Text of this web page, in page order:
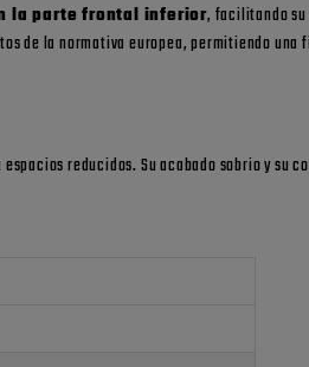
la parte frontal inferior, facilitando
de la normativa europea, permitiendo una
reducidos. Su acabado sobrio y su